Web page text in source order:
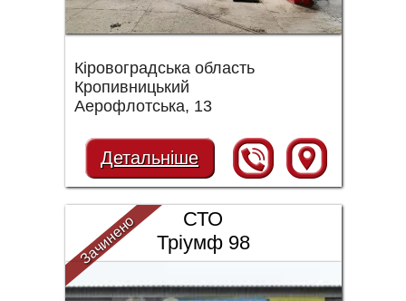
Кіровоградська область
Кропивницький
Аерофлотська, 13
Детальніше
СТО
Тріумф 98
Зачинено